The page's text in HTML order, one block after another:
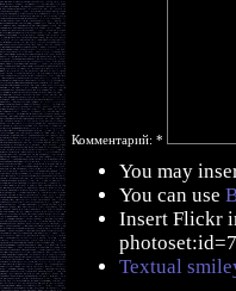
Комментарий: *
You may
You can use
Insert Flickr
Textual